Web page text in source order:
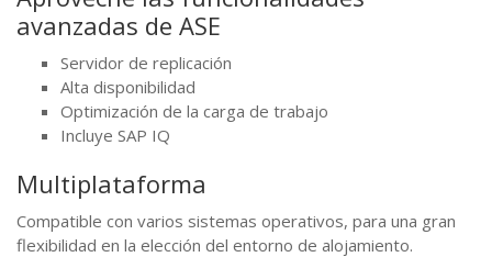
avanzadas de ASE
Servidor de replicación
Alta disponibilidad
Optimización de la carga de trabajo
Incluye SAP IQ
Multiplataforma
Compatible con varios sistemas operativos, para una gran
flexibilidad en la elección del entorno de alojamiento.